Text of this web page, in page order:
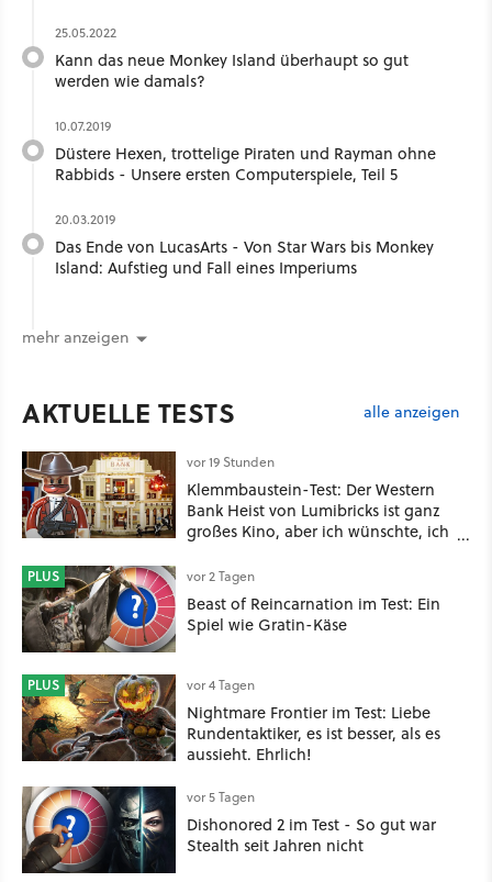
25.05.2022
Kann das neue Monkey Island überhaupt so gut
werden wie damals?
10.07.2019
Düstere Hexen, trottelige Piraten und Rayman ohne
Rabbids - Unsere ersten Computerspiele, Teil 5
20.03.2019
Das Ende von LucasArts - Von Star Wars bis Monkey
Island: Aufstieg und Fall eines Imperiums
mehr anzeigen
AKTUELLE TESTS alle anzeigen
vor 19 Stunden
Klemmbaustein-Test: Der Western
Bank Heist von Lumibricks ist ganz
großes Kino, aber ich wünschte, ich
gehört
PLUS vor 2 Tagen
Beast of Reincarnation im Test: Ein
Spiel wie Gratin-Käse
PLUS vor 4 Tagen
Nightmare Frontier im Test: Liebe
Rundentaktiker, es ist besser, als es
aussieht. Ehrlich!
vor 5 Tagen
Dishonored 2 im Test - So gut war
Stealth seit Jahren nicht